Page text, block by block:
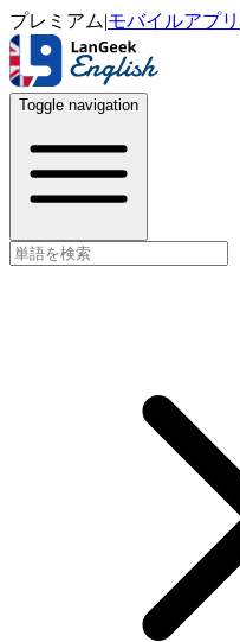
プレミアム|モバイルアプリ
Toggle navigation